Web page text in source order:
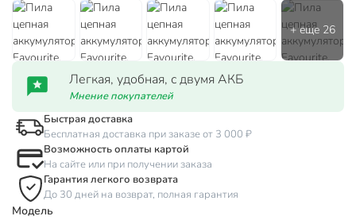
Легкая, удобная, с двумя АКБ
Мнение покупателей
Быстрая доставка
Бесплатная доставка при заказе от 3 000 ₽
Возможность оплаты картой
На сайте или при получении заказа
Гарантия легкого возврата
До 30 дней на возврат, полная гарантия
Модель